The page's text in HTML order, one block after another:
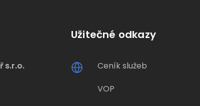
s.r.o.
Užitečné odkazy
Ceník služeb
VOP